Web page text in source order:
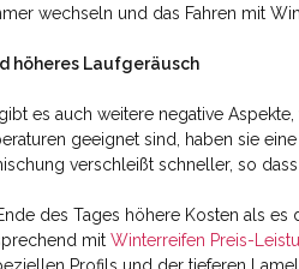
wechseln und das Fahren mit
höheres Laufgeräusch
es auch weitere negative
geeignet sind, haben sie
verschleißt schneller, so
des Tages höhere Kosten als
mit Winterreifen Preis-